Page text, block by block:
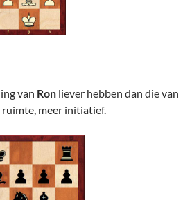
van Ron liever hebben dan die van
meer initiatief.